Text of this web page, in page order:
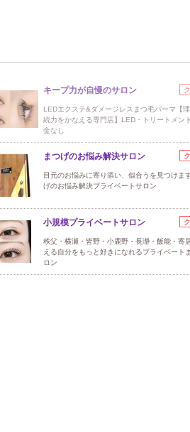
キープ力が自慢のサロン
LEDエクステ&ダメージレスまつ毛パーマ【
続力をかなえる専門店】LED・トリートメン
金なし
まつげのお悩み解決サロン
目元のお悩みに寄り添い、似合うを見つけま
げのお悩み解決プライベートサロン
小規模プライベートサロン
秩父・横瀬・皆野・小鹿野・長瀞・飯能・寄
える自分をもっと好きになれるプライベート
ロン